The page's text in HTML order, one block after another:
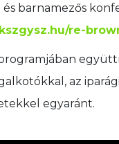
barnamezős
re-
az
egyaránt.